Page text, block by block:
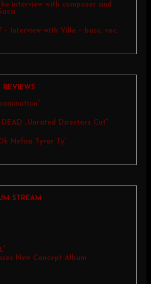
interview with composer and
– Interview with Ville – bass, voc.
REVIEWS
„Unrated Directors Cut”
Nefna Tyvar Ty”
STREAM
New Concept Album